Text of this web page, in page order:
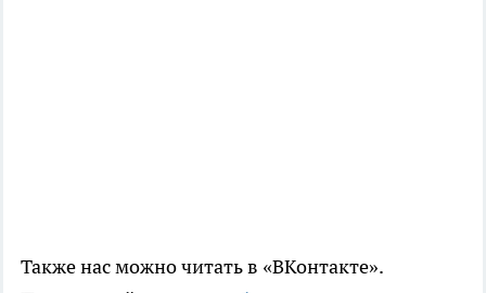
Также нас можно читать в «ВКонтакте».